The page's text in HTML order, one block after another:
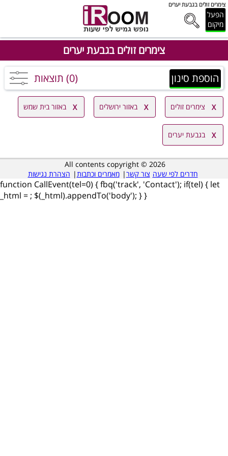
צימרים זולים בגבעת יערים
הפעל
מיקום
צימרים זולים בגבעת יערים
הוספת סינון (0) תוצאות
צימרים זולים באזור ירושלים באזור בית שמש
בגבעת יערים
All contents copyright © 2026
חדרים לפי שעה צור קשר| מאמרים וכתבות| הצהרת נגישות
function CallEvent(tel=0) { fbq('track', 'Contact'); if(tel) { let
_html = ; $(_html).appendTo('body'); } }